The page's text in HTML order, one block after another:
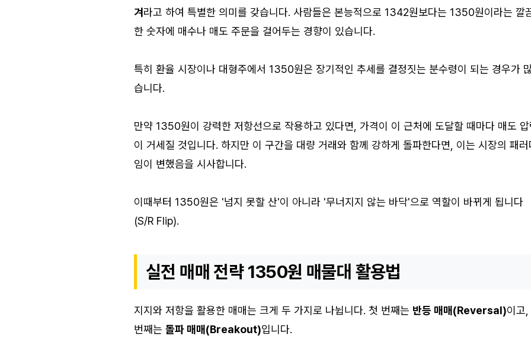
겨 라고 하여 특별한 의미를 갖습니다. 사람들은 본능적으로 1342원보다는 1350원이라는 깔
한 숫자에 매수나 매도 주문을 걸어두는 경향이 있습니다.
특히 환율 시장이나 대형주에서 1350원은 장기적인 추세를 결정짓는 분수령이 되는 경우가
습니다.
만약 1350원이 강력한 저항선으로 작용하고 있다면, 가격이 이 근처에 도달할 때마다 매도
이 거세질 것입니다. 하지만 이 구간을 대량 거래와 함께 강하게 돌파한다면, 이는 시장의 패러
임이 변했음을 시사합니다.
이때부터 1350원은 '넘지 못할 산'이 아니라 '무너지지 않는 바닥'으로 역할이 바뀌게 됩니다
(S/R Flip).
실전 매매 전략 1350원 매물대 활용법
지지와 저항을 활용한 매매는 크게 두 가지로 나뉩니다. 첫 번째는 반등 매매(Reversal)이고
번째는 돌파 매매(Breakout)입니다.